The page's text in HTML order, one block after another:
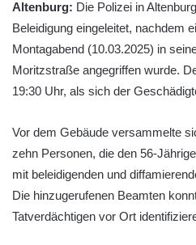
Altenburg: Die Polizei in
Beleidigung eingeleitet, nachdem
Montagabend (10.03.2025) in
Moritzstraße angegriffen wurde.
19:30 Uhr, als sich der
Vor dem Gebäude versammelte
zehn Personen, die den 56-
mit beleidigenden und
Die hinzugerufenen Beamten
Tatverdächtigen vor Ort